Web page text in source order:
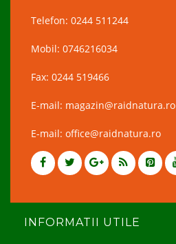
Telefon: 0244 511244
Mobil: 0746216034
Fax: 0244 519466
E-mail: magazin@raidnatura.ro
E-mail: office@raidnatura.ro
INFORMATII UTILE